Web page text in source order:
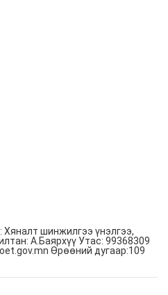
Хяналт шинжилгээ үнэлгээ,
А.Баярхүү Утас: 99368309
Өрөөний дугаар:109